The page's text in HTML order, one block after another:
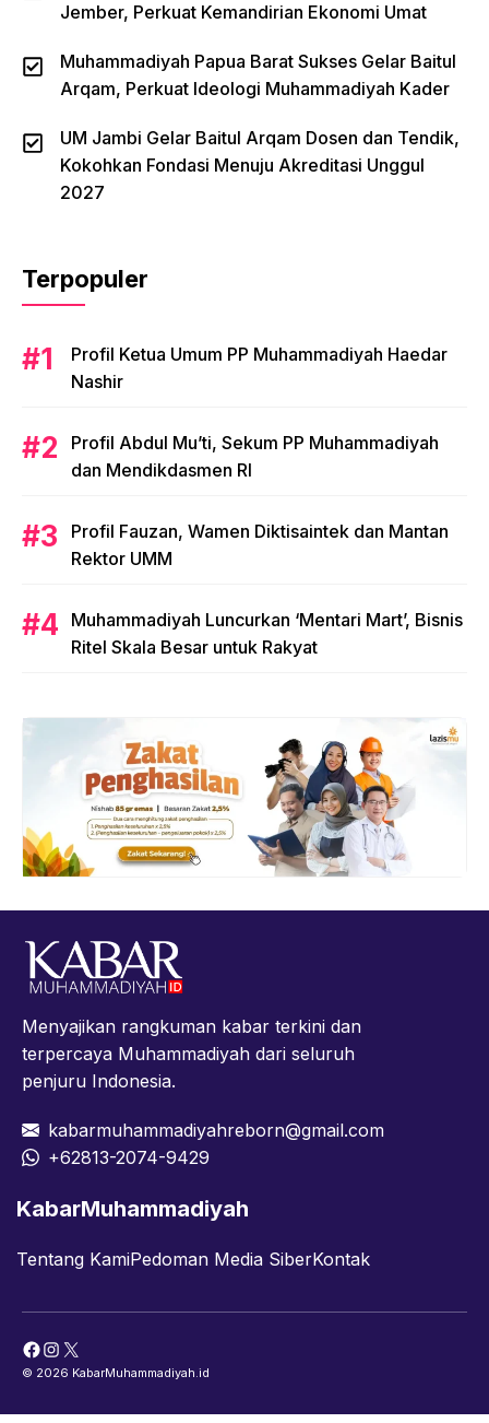
Jember, Perkuat Kemandirian Ekonomi Umat
Muhammadiyah Papua Barat Sukses Gelar Baitul
Arqam, Perkuat Ideologi Muhammadiyah Kader
UM Jambi Gelar Baitul Arqam Dosen dan Tendik,
Kokohkan Fondasi Menuju Akreditasi Unggul
2027
Terpopuler
Profil Ketua Umum PP Muhammadiyah Haedar
Nashir
Profil Abdul Mu’ti, Sekum PP Muhammadiyah
dan Mendikdasmen RI
Profil Fauzan, Wamen Diktisaintek dan Mantan
Rektor UMM
Muhammadiyah Luncurkan ‘Mentari Mart’, Bisnis
Ritel Skala Besar untuk Rakyat
Menyajikan rangkuman kabar terkini dan
terpercaya Muhammadiyah dari seluruh
penjuru Indonesia.
kabarmuhammadiyahreborn@gmail.com
+62813-2074-9429
KabarMuhammadiyah
Tentang KamiPedoman Media SiberKontak
Facebook
Instagram
X
© 2026 KabarMuhammadiyah.id